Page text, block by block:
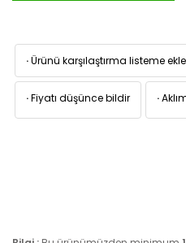
·Ürünü karşılaştırma listeme ekle
·Fiyatı düşünce bildir ·